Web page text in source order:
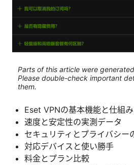
Parts of this article were
Please double-check important
them.
Eset VPNの基本機能と仕組み
速度と安定性の実測データ
セキュリティとプライバシー
対応デバイスと使い勝手
料金とプラン比較